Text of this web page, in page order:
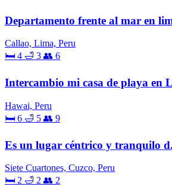
Departamento frente al mar en
Callao, Lima, Peru
🛏 4 🛁 3 👥 6
Intercambio mi casa de playa en
Hawai, Peru
🛏 6 🛁 5 👥 9
Es un lugar céntrico y tranquilo
Siete Cuartones, Cuzco, Peru
🛏 2 🛁 2 👥 2